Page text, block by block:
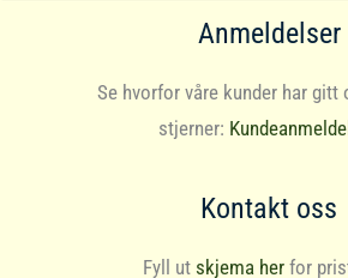
Anmeldelser
Se hvorfor våre kunder har gitt
stjerner:
Kontakt oss
Fyll ut skjema herfor